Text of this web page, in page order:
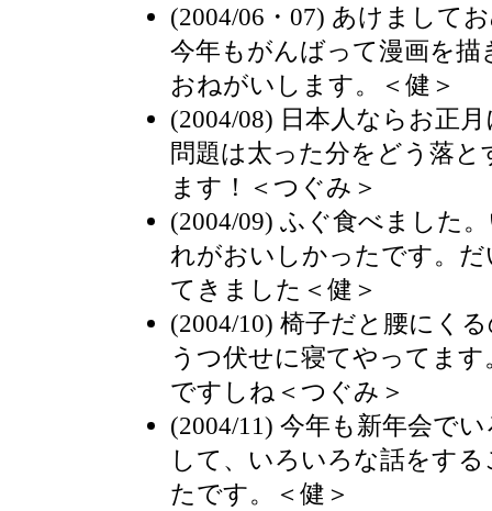
(2004/06・07) あけまして
今年もがんばって漫画を
おねがいします。＜健＞
(2004/08) 日本人ならお正
問題は太った分をどう落
ます！＜つぐみ＞
(2004/09) ふぐ食べました
れがおいしかったです。
てきました＜健＞
(2004/10) 椅子だと腰にく
うつ伏せに寝てやってま
ですしね＜つぐみ＞
(2004/11) 今年も新年会で
して、いろいろな話をす
たです。＜健＞